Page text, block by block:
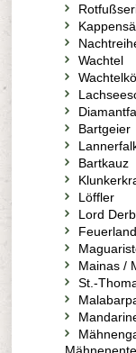
Wachtel
Bartgeier
Bartkauz
Löffler
Lord
Mainas /
St.-